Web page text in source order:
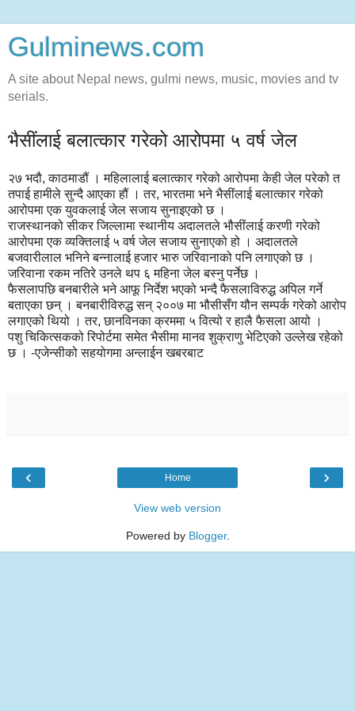
Gulminews.com
A site about Nepal news, gulmi news, music, movies and tv
serials.
भैसींलाई बलात्कार गरेको आरोपमा ५ वर्ष जेल
२७ भदौ, काठमाडौं । महिलालाई बलात्कार गरेको आरोपमा केही जेल परेको त
तपाई हामीले सुन्दै आएका हौं । तर, भारतमा भने भैसींलाई बलात्कार गरेको
आरोपमा एक युवकलाई जेल सजाय सुनाइएको छ ।
राजस्थानको सीकर जिल्लामा स्थानीय अदालतले भौसींलाई करणी गरेको
आरोपमा एक व्यक्तिलाई ५ वर्ष जेल सजाय सुनाएको हो । अदालतले
बजवारीलाल भनिने बन्नालाई हजार भारु जरिवानाको पनि लगाएको छ ।
जरिवाना रकम नतिरे उनले थप ६ महिना जेल बस्नु पर्नेछ ।
फैसलापछि बनबारीले भने आफू निर्देश भएको भन्दै फैसलाविरुद्ध अपिल गर्ने
बताएका छन् । बनबारीविरुद्ध सन् २००७ मा भौसीसँग यौन सम्पर्क गरेको आरोप
लगाएको थियो । तर, छानविनका क्रममा ५ वित्यो र हालै फैसला आयो ।
पशु चिकित्सकको रिपोर्टमा समेत भैसीमा मानव शुक्राणु भेटिएको उल्लेख रहेको
छ । -एजेन्सीको सहयोगमा अन्लाईन खबरबाट
‹ ›
Home
View web version
Powered by Blogger.